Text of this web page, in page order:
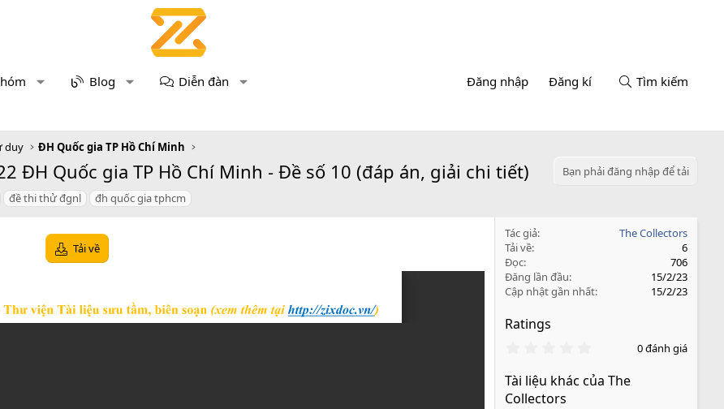
Blog Diễn đàn Đăng nhập Đăng kí Tìm kiếm
duy ĐH Quốc gia TP Hồ Chí Minh
ĐH Quốc gia TP Hồ Chí Minh - Đề số 10 (đáp án, giải chi tiết)
Bạn phải đăng nhập để tải
đề thi thử đgnl đh quốc gia tphcm
Tải về
Tác giả
The Collectors
Tải về
6
Đọc
706
Đăng lần đầu
15/2/23
Cập nhật gần nhất
15/2/23
Ratings
0
0
0 đánh giá
Tài liệu khác của The
Collectors